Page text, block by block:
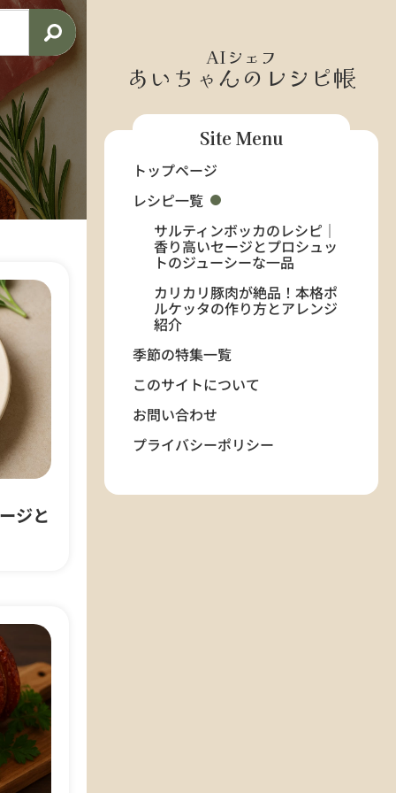
ジと
AIシェフ
あいちゃんのレシピ帳
Site Menu
トップページ
レシピ一覧
サルティンボッカのレシピ｜
香り高いセージとプロシュッ
トのジューシーな一品
カリカリ豚肉が絶品！本格ポ
ルケッタの作り方とアレンジ
紹介
季節の特集一覧
このサイトについて
お問い合わせ
プライバシーポリシー